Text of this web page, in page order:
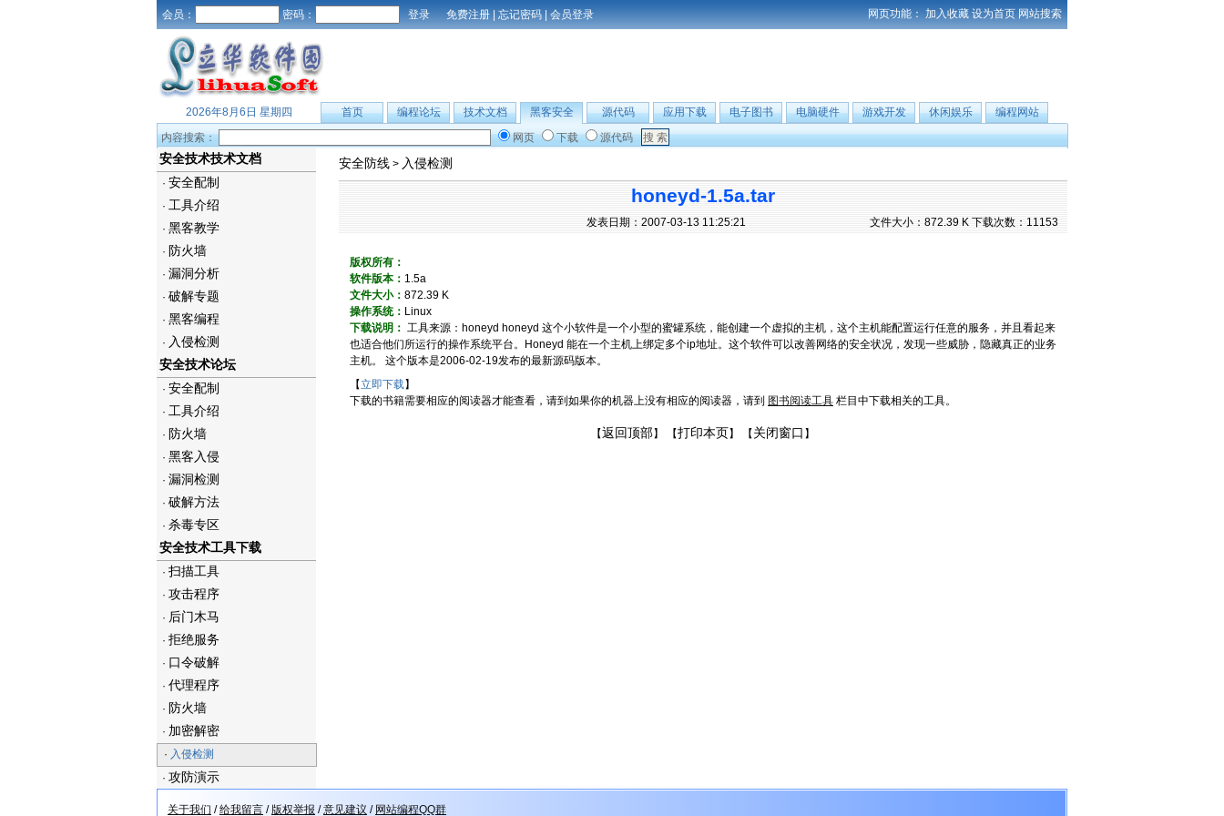
会员： 密码： 免费注册 | 忘记密码 | 会员登录 网页功能： 加入收藏 设为首页 网站搜索
2026年8月6日 星期四 首页 编程论坛 技术文档 黑客安全 源代码 应用下载 电子图书 电脑硬件 游戏开发 休闲娱乐
编程网站
内容搜索：
网页 下载 源代码
安全技术技术文档
· 安全配制
· 工具介绍
· 黑客教学
· 防火墙
· 漏洞分析
· 破解专题
· 黑客编程
· 入侵检测
安全技术论坛
· 安全配制
· 工具介绍
· 防火墙
· 黑客入侵
· 漏洞检测
· 破解方法
· 杀毒专区
安全技术工具下载
· 扫描工具
· 攻击程序
· 后门木马
· 拒绝服务
· 口令破解
· 代理程序
· 防火墙
· 加密解密
· 入侵检测
· 攻防演示
安全防线 > 入侵检测
honeyd-1.5a.tar
发表日期：2007-03-13 11:25:21 文件大小：872.39 K 下载次数：11153
版权所有：
软件版本： 1.5a
文件大小： 872.39 K
操作系统： Linux
下载说明： 工具来源：honeyd honeyd 这个小软件是一个小型的蜜罐系统，能创建一个虚拟的主机，这个主机能配置运行任意的服务，并且看起来
也适合他们所运行的操作系统平台。Honeyd 能在一个主机上绑定多个ip地址。这个软件可以改善网络的安全状况，发现一些威胁，隐藏真正的业务
主机。 这个版本是2006-02-19发布的最新源码版本。
【立即下载】
下载的书籍需要相应的阅读器才能查看，请到如果你的机器上没有相应的阅读器，请到 图书阅读工具 栏目中下载相关的工具。
【返回顶部】 【打印本页】 【 关闭窗口 】
关于我们 /给我留言 /版权举报 /意见建议 / 网站编程QQ群